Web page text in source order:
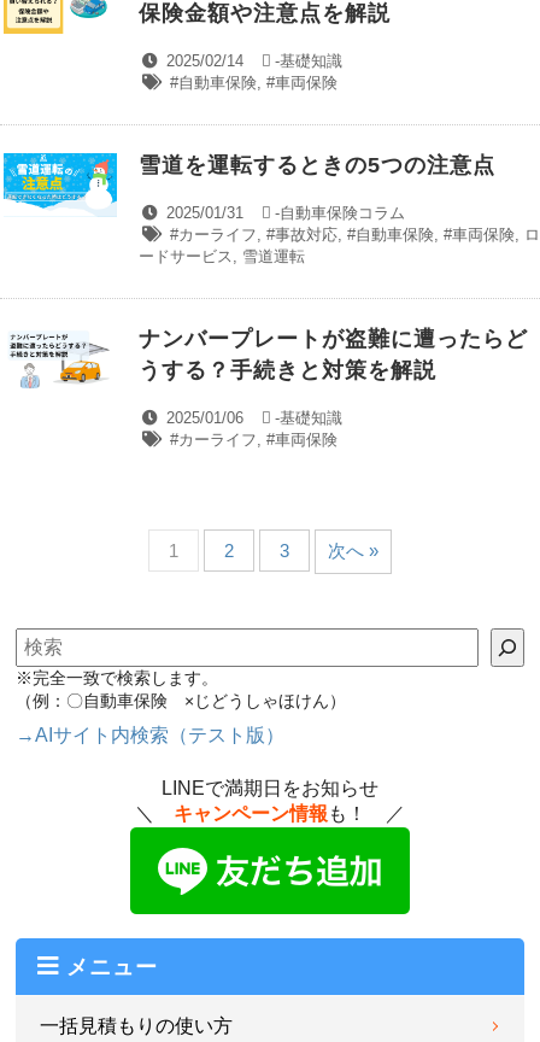
保険金額や注意点を解説
2025/02/14 -基礎知識
#自動車保険, #車両保険
雪道を運転するときの5つの注意点
2025/01/31 -自動車保険コラム
#カーライフ, #事故対応, #自動車保険, #車両保険, ロ
ードサービス, 雪道運転
ナンバープレートが盗難に遭ったらど
うする？手続きと対策を解説
2025/01/06 -基礎知識
#カーライフ, #車両保険
1 2 3 次へ »
検索
※完全一致で検索します。
（例：〇自動車保険 ×じどうしゃほけん）
→AIサイト内検索（テスト版）
LINEで満期日をお知らせ
＼ キャンペーン情報 も！ ／
メニュー
一括見積もりの使い方